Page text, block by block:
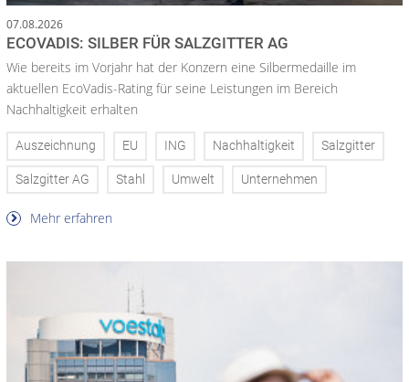
07.08.2026
ECOVADIS: SILBER FÜR SALZGITTER AG
Wie bereits im Vorjahr hat der Konzern eine Silbermedaille im
aktuellen EcoVadis-Rating für seine Leistungen im Bereich
Nachhaltigkeit erhalten
Auszeichnung EU ING Nachhaltigkeit Salzgitter
Salzgitter AG Stahl Umwelt Unternehmen
Mehr erfahren